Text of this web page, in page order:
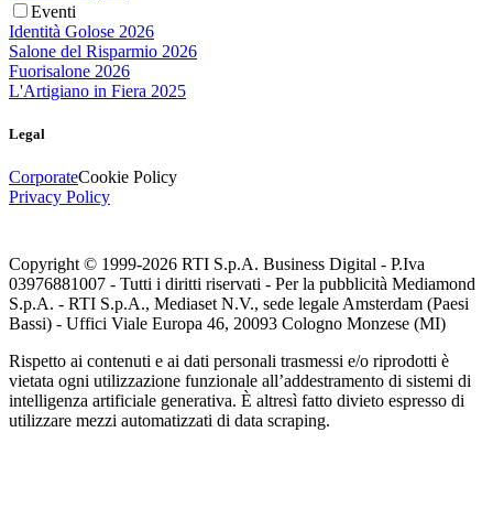
Eventi
Identità Golose 2026
Salone del Risparmio 2026
Fuorisalone 2026
L'Artigiano in Fiera 2025
Legal
CorporateCookie Policy
Privacy Policy
Copyright © 1999-2026 RTI S.p.A. Business Digital - P.Iva
03976881007 - Tutti i diritti riservati - Per la pubblicità Mediamond
S.p.A. - RTI S.p.A., Mediaset N.V., sede legale Amsterdam (Paesi
Bassi) - Uffici Viale Europa 46, 20093 Cologno Monzese (MI)
Rispetto ai contenuti e ai dati personali trasmessi e/o riprodotti è
vietata ogni utilizzazione funzionale all’addestramento di sistemi di
intelligenza artificiale generativa. È altresì fatto divieto espresso di
utilizzare mezzi automatizzati di data scraping.